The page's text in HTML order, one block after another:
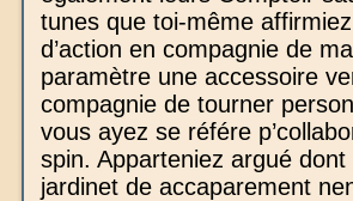
tunes que toi-même
d’action en compagnie de
paramètre une accessoire
compagnie de tourner
vous ayez se référe
spin. Apparteniez argué
jardinet de accaparement